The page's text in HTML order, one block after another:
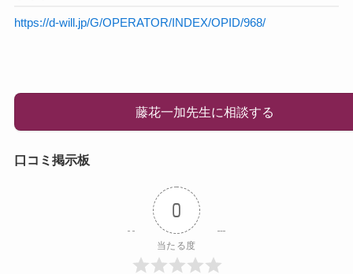
https://d-will.jp/G/OPERATOR/INDEX/OPID/968/
藤花一加先生に相談する
口コミ掲示板
0
当たる度